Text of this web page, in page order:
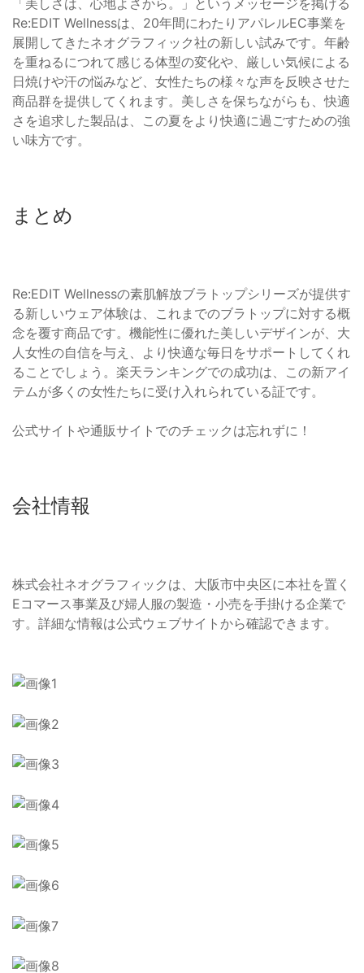
「美しさは、心地よさから。」というメッセージを掲げる
Re:EDIT Wellnessは、20年間にわたりアパレルEC事業を
展開してきたネオグラフィック社の新しい試みです。年齢
を重ねるにつれて感じる体型の変化や、厳しい気候による
日焼けや汗の悩みなど、女性たちの様々な声を反映させた
商品群を提供してくれます。美しさを保ちながらも、快適
さを追求した製品は、この夏をより快適に過ごすための強
い味方です。
まとめ
Re:EDIT Wellnessの素肌解放ブラトップシリーズが提供す
る新しいウェア体験は、これまでのブラトップに対する概
念を覆す商品です。機能性に優れた美しいデザインが、大
人女性の自信を与え、より快適な毎日をサポートしてくれ
ることでしょう。楽天ランキングでの成功は、この新アイ
テムが多くの女性たちに受け入れられている証です。
公式サイトや通販サイトでのチェックは忘れずに！
会社情報
株式会社ネオグラフィックは、大阪市中央区に本社を置く
Eコマース事業及び婦人服の製造・小売を手掛ける企業で
す。詳細な情報は公式ウェブサイトから確認できます。